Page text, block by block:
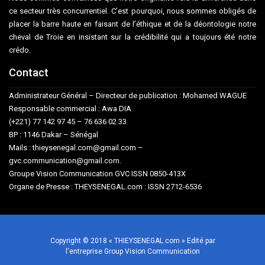
ce secteur très concurrentiel. C’est pourquoi, nous sommes obligés de
placer la barre haute en faisant de l’éthique et de la déontologie notre
cheval de Troie en insistant sur la crédibilité qui a toujours été notre
crédo.
Contact
Administrateur Général – Directeur de publication : Mohamed WAGUE
Responsable commercial : Awa DIA
(+221) 77 142 97 45 – 76 636 02 33
BP : 1146 Dakar – Sénégal
Mails : thieysenegal.com@gmail.com –
gvc.communication@gmail.com.
Groupe Vision Communication GVC ISSN 0850-413X
Organe de Presse : THEYSENEGAL.com : ISSN 2712-6536
Copyright © 2018 « THIEYSENEGAL.com » Edité par
l'entreprise Group Vision Communication